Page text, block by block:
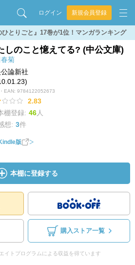
ログイン 新規会員登録
とりごと』17巻が1位！マンガランキング
しのこと憶えてる? (中公文庫)
菊
論新社
EAN: 9784122052673
2.83
棚登録: 46人
想: 3件
版
本棚に登録する
購入ストア一覧
イトプログラムによる収益を得ています